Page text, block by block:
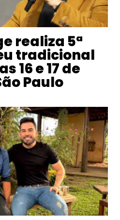
realiza 5ª
tradicional
16 e 17 de
Paulo